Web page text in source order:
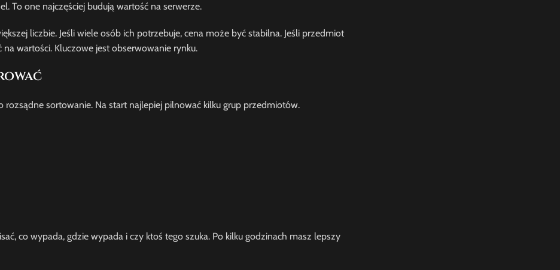
To one najczęściej budują wartość na serwerze.
liczbie. Jeśli wiele osób ich potrzebuje, cena może być stabilna. Jeśli przedmiot
wartości. Kluczowe jest obserwowanie rynku.
sortowanie. Na start najlepiej pilnować kilku grup przedmiotów.
co wypada, gdzie wypada i czy ktoś tego szuka. Po kilku godzinach masz lepszy